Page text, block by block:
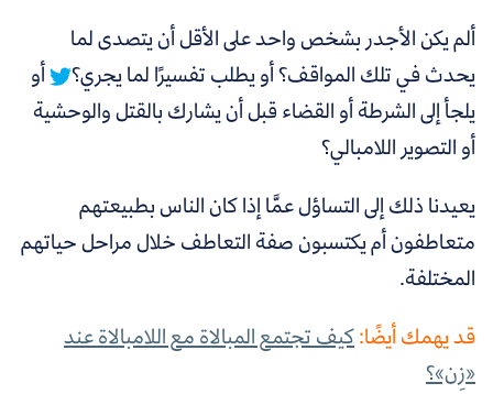
ألم يكن الأجدر بشخص واحد على الأقل أن يتصدى لما
يحدث في تلك المواقف؟ أو يطلب تفسيرًا لما يجري؟
أو
يلجأ إلى الشرطة أو القضاء قبل أن يشارك بالقتل والوحشية
أو التصوير اللامبالي؟
يعيدنا ذلك إلى التساؤل عمَّا إذا كان الناس بطبيعتهم
متعاطفون أم يكتسبون صفة التعاطف خلال مراحل حياتهم
المختلفة.
قد يهمك أيضًا:كيف تجتمع المبالاة مع اللامبالاة عند
«زِن»؟